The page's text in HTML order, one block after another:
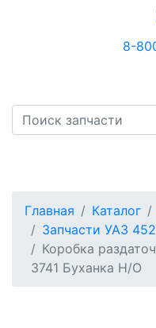
8-
Главная Каталог
Запчасти УАЗ 452
Коробка
3741 Буханка Н/О